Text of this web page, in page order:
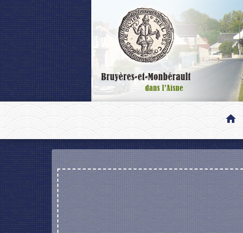
home